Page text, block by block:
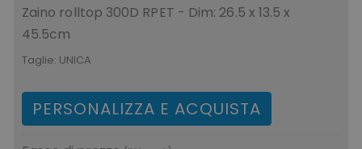
Zaino rolltop 300D RPET - Dim: 26.5 x 13.5 x
45.5cm
Taglie: UNICA
PERSONALIZZA E ACQUISTA